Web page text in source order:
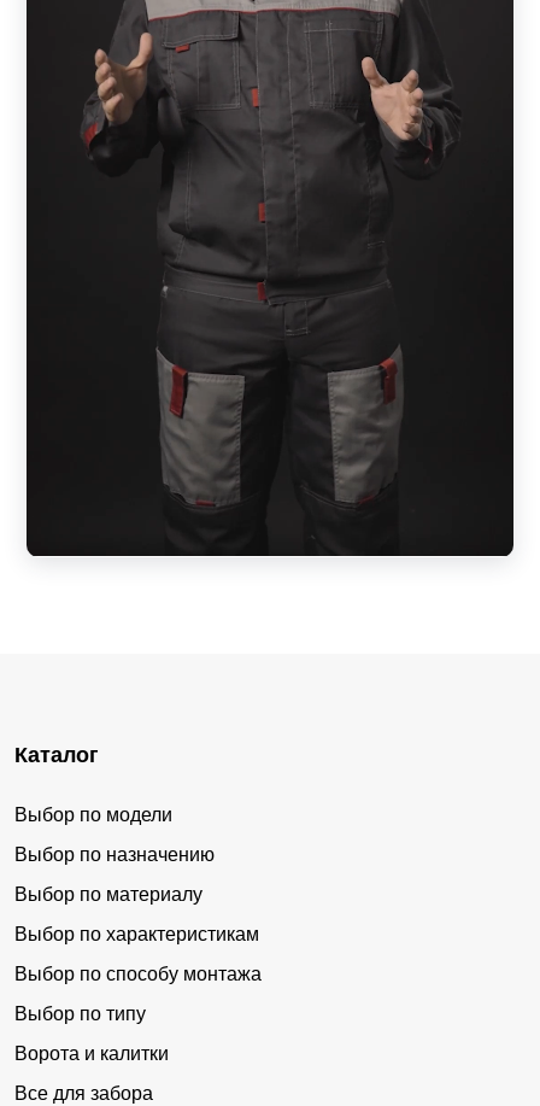
Каталог
Выбор по модели
Выбор по назначению
Выбор по материалу
Выбор по характеристикам
Выбор по способу монтажа
Выбор по типу
Ворота и калитки
Все для забора